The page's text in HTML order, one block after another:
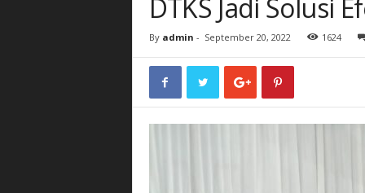
DTKS Jadi Solusi
By admin - September 20, 2022 1624